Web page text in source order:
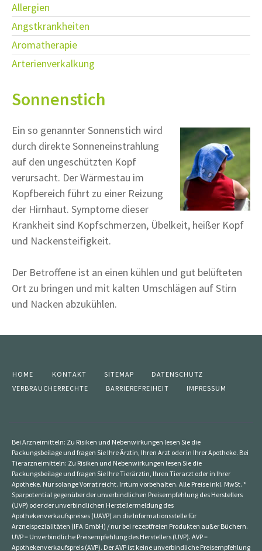
Allergien
Angstkrankheiten
Aromatherapie
Arterienverkalkung
Sonnenstich
Ein so genannter Sonnenstich wird
durch direkte Sonneneinstrahlung
auf den ungeschützten Kopf
verursacht. Der Wärmestau im
Kopfbereich führt zu einer Reizung
der Hirnhaut. Symptome dieser
Krankheit sind Kopfschmerzen, Übelkeit, heißer Kopf
und Nackensteifigkeit.
Der Betroffene ist an einen kühlen und gut belüfteten
Ort zu bringen und mit kalten Umschlägen auf Stirn
und Nacken abzukühlen.
HOME KONTAKT SITEMAP
DATENSCHUTZ
VERBRAUCHERRECHTE
BARRIEREFREIHEIT IMPRESSUM
Bei Arzneimitteln: Zu Risiken und Nebenwirkungen lesen Sie die
Packungsbeilage und fragen Sie Ihre Ärztin, Ihren Arzt oder in Ihrer Apotheke. Bei
Tierarzneimitteln: Zu Risiken und Nebenwirkungen lesen Sie die
Packungsbeilage und fragen Sie Ihre Tierärztin, Ihren Tierarzt oder in Ihrer
Apotheke. Nur solange Vorrat reicht. Irrtum vorbehalten. Alle Preise inkl. MwSt. *
Sparpotential gegenüber der unverbindlichen Preisempfehlung des Herstellers
(UVP) oder der unverbindlichen Herstellermeldung des
Apothekenverkaufspreises (UAVP) an die Informationsstelle für
Arzneispezialitäten (IFA GmbH) / nur bei rezeptfreien Produkten außer Büchern.
UVP = Unverbindliche Preisempfehlung des Herstellers (UVP). AVP =
Apothekenverkaufspreis (AVP). Der AVP ist keine unverbindliche Preisempfehlung